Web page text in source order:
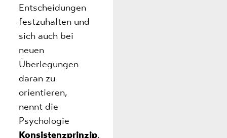
Entscheidungen
festzuhalten und
sich auch bei
neuen
Überlegungen
daran zu
orientieren,
nennt die
Psychologie
Konsistenzprinzip.